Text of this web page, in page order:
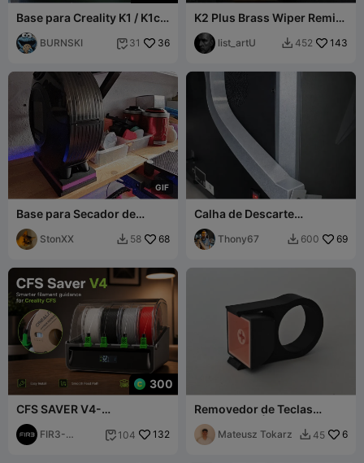
Base para Creality K1 / K1c
com gaveta e
compartimento para
ferramentas!
BURNSKI  31 36
K2 Plus Brass Wiper Remix
– Versão com Escova
Estendida
list_artU  452 143
GIF
Base para Secador de
Filamento Sunlu S2,
montagem móvel ou fixa
StonXX  58 68
Calha de Descarte
Esquerda do K2 Plus
Thony67  600 69
300
CFS SAVER V4-
Alimentador
Revolucionário Creality
CFS. PATENTE PENDENTE
FIR3-
 104 132
Removedor de Teclas
Minimalista | Impressão
Plana Sem Suportes
Mateusz Tokarz  45 6